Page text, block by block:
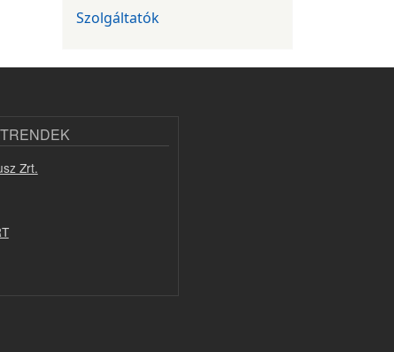
Szolgáltatók
Zrt.